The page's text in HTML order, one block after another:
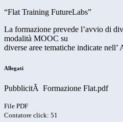
“Flat Training FutureLabs”
La formazione prevede l’avvio di
modalità MOOC su
diverse aree tematiche indicate
Allegati
PubblicitÃ Formazione Flat.pdf
File PDF
Contatore click: 51